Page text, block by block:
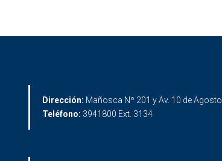
Dirección: Mañosca Nº 201 y Av. 10 de Agosto
Teléfono: 3941800 Ext. 3134